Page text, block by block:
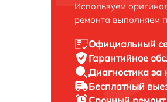
Используем
ремонта выполняем
Официальный
Гарантийное
Диагностика за
Бесплатный